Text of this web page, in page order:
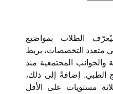
الطلاب بمواضيع
متعدد التخصصات، يربط
والجوانب المجتمعية منذ
الطبي. إضافةً إلى ذلك،
مستويات على الأقل